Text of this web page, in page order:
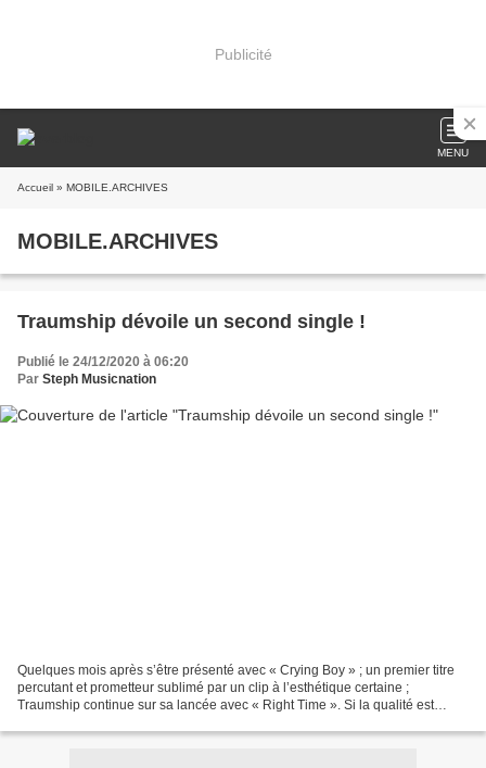
Publicité
MENU
Accueil » MOBILE.ARCHIVES
MOBILE.ARCHIVES
Traumship dévoile un second single !
Publié le 24/12/2020 à 06:20
Par Steph Musicnation
Quelques mois après s’être présenté avec « Crying Boy » ; un premier titre
percutant et prometteur sublimé par un clip à l’esthétique certaine ;
Traumship continue sur sa lancée avec « Right Time ». Si la qualité est